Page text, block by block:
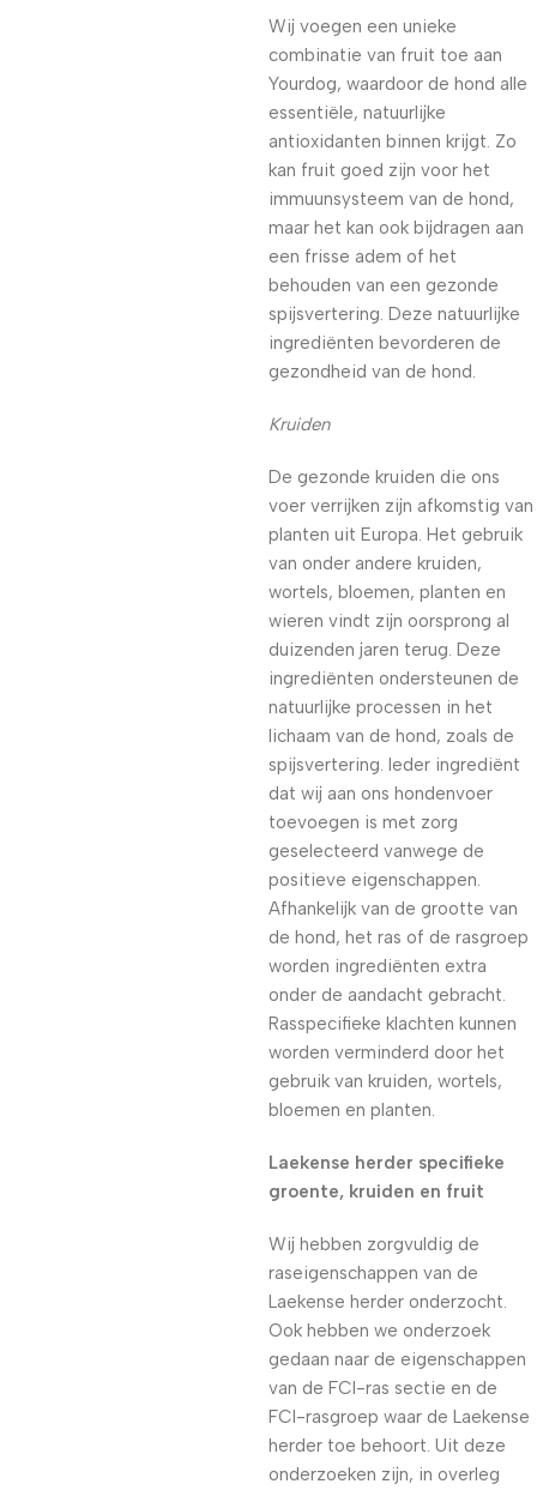
Wij voegen een unieke
combinatie van fruit toe aan
Yourdog, waardoor de hond alle
essentiële, natuurlijke
antioxidanten binnen krijgt. Zo
kan fruit goed zijn voor het
immuunsysteem van de hond,
maar het kan ook bijdragen aan
een frisse adem of het
behouden van een gezonde
spijsvertering. Deze natuurlijke
ingrediënten bevorderen de
gezondheid van de hond.
Kruiden
De gezonde kruiden die ons
voer verrijken zijn afkomstig van
planten uit Europa. Het gebruik
van onder andere kruiden,
wortels, bloemen, planten en
wieren vindt zijn oorsprong al
duizenden jaren terug. Deze
ingrediënten ondersteunen de
natuurlijke processen in het
lichaam van de hond, zoals de
spijsvertering. Ieder ingrediënt
dat wij aan ons hondenvoer
toevoegen is met zorg
geselecteerd vanwege de
positieve eigenschappen.
Afhankelijk van de grootte van
de hond, het ras of de rasgroep
worden ingrediënten extra
onder de aandacht gebracht.
Rasspecifieke klachten kunnen
worden verminderd door het
gebruik van kruiden, wortels,
bloemen en planten.
Laekense herder specifieke
groente, kruiden en fruit
Wij hebben zorgvuldig de
raseigenschappen van de
Laekense herder onderzocht.
Ook hebben we onderzoek
gedaan naar de eigenschappen
van de FCI-ras sectie en de
FCI-rasgroep waar de Laekense
herder toe behoort. Uit deze
onderzoeken zijn, in overleg